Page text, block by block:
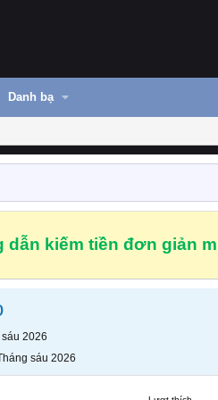
Danh bạ
dẫn kiếm tiền đơn giản
2026
sáu 2026